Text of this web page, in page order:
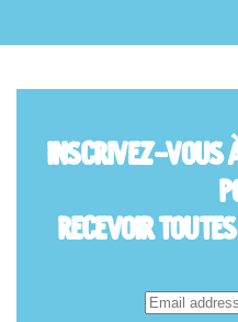
Inscrivez-vous
Recevoir